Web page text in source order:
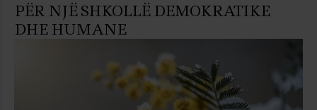
PËR NJË SHKOLLË DEMOKRATIKE
DHE HUMANE